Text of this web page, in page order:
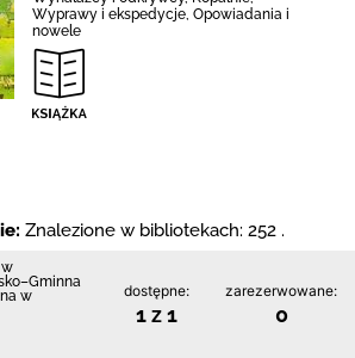
Wyprawy i ekspedycje, Opowiadania i
nowele
Znalezione w bibliotekach: 252 .
w
dostępne:
1 z 1
zarezerwowane:
0